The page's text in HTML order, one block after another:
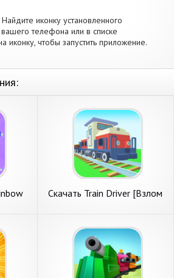
иконку установленного
телефона или в списке
иконку, чтобы запустить приложение.
Скачать Train Driver [Взлом